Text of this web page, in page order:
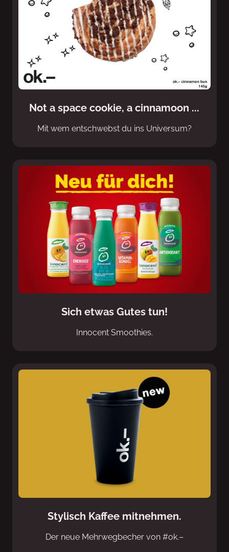
Not a space cookie, a cinnamoon ...
Mit wem entschwebst du ins Universum?
Sich etwas Gutes tun!
Innocent Smoothies.
Stylisch Kaffee mitnehmen.
Der neue Mehrwegbecher von #ok.–